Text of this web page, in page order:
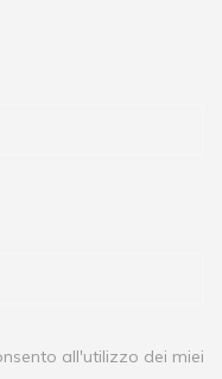
all'utilizzo dei miei